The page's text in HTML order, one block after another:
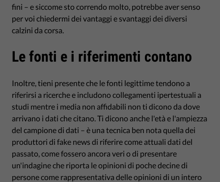
fini – e siccome sto correndo molto, potrebbe aver senso
per voi chiedermi dei vantaggi e svantaggi dei diversi
calzini da corsa.
Le fonti e i riferimenti contano
Inoltre, tieni presente che le fonti legittime tendono a
riferirsi a ricerche e includono collegamenti ipertestuali a
studi mentre i media non affidabili non ti dicono da dove
arrivano i dati che citano. Ti dicono anche l'età e l'ampiezza
del campione di dati – è una tecnica ben nota quella dei
produttori di fake news di riferire come attuali dati del
passato, come fossero ancora veri o di presentare
un'indagine che riporta le opinioni di poche decine di
persone come rappresentativa delle opinioni di un intero